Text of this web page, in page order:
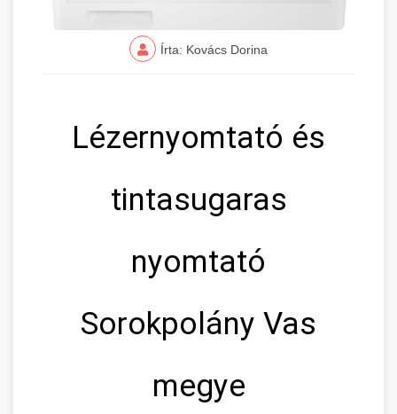
Írta: Kovács Dorina
Lézernyomtató és
tintasugaras
nyomtató
Sorokpolány Vas
megye